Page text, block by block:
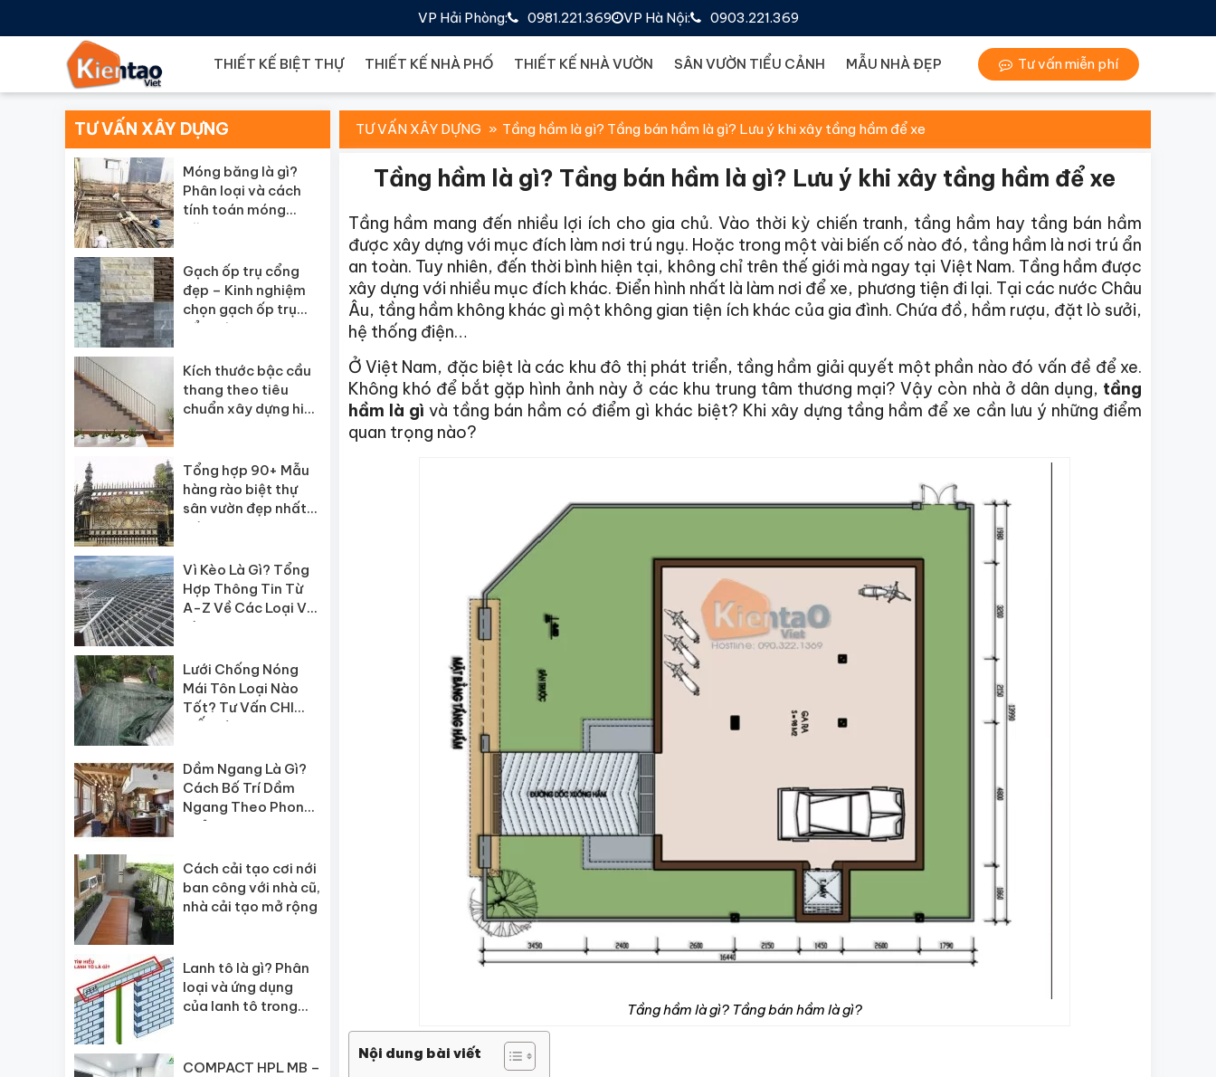
VP Hà Nội: 0903.221.369
VP Hải Phòng: 0981.221.369
THIẾT KẾ BIỆT THỰ THIẾT KẾ NHÀ PHỐ THIẾT KẾ NHÀ VƯỜN SÂN VƯỜN TIỂU CẢNH MẪU NHÀ ĐẸP Tư vấn miễn phí
TƯ VẤN XÂY DỰNG Tầng hầm là gì? Tầng bán hầm là gì? Lưu ý khi xây tầng hầm để xe
Tầng hầm là gì? Tầng bán hầm là gì? Lưu ý khi xây tầng hầm để xe
Tầng hầm mang đến nhiều lợi ích cho gia chủ. Vào thời kỳ chiến tranh, tầng hầm hay tầng bán hầm
được xây dựng với mục đích làm nơi trú ngụ. Hoặc trong một vài biến cố nào đó, tầng hầm là nơi trú ẩn
an toàn. Tuy nhiên, đến thời bình hiện tại, không chỉ trên thế giới mà ngay tại Việt Nam. Tầng hầm được
xây dựng với nhiều mục đích khác. Điển hình nhất là làm nơi để xe, phương tiện đi lại. Tại các nước Châu
Âu, tầng hầm không khác gì một không gian tiện ích khác của gia đình. Chứa đồ, hầm rượu, đặt lò sưởi,
hệ thống điện…
Ở Việt Nam, đặc biệt là các khu đô thị phát triển, tầng hầm giải quyết một phần nào đó vấn đề để xe.
Không khó để bắt gặp hình ảnh này ở các khu trung tâm thương mại? Vậy còn nhà ở dân dụng, tầng
hầm là gì và tầng bán hầm có điểm gì khác biệt? Khi xây dựng tầng hầm để xe cần lưu ý những điểm
quan trọng nào?
Tầng hầm là gì? Tầng bán hầm là gì?
Nội dung bài viết
TƯ VẤN XÂY DỰNG
Móng băng là gì?
Phân loại và cách
tính toán móng
băng
Gạch ốp trụ cổng
đẹp – Kinh nghiệm
chọn gạch ốp trụ
cổng đẹp
Kích thước bậc cầu
thang theo tiêu
chuẩn xây dựng hiện
Tổng hợp 90+ Mẫu
hàng rào biệt thự
sân vườn đẹp nhất
hiện nay
Vì Kèo Là Gì? Tổng
Hợp Thông Tin Từ
A-Z Về Các Loại Vì
Kèo
Lưới Chống Nóng
Mái Tôn Loại Nào
Tốt? Tư Vấn CHI
TIẾT từ A-Z
Dầm Ngang Là Gì?
Cách Bố Trí Dầm
Ngang Theo Phong
Thủy
Cách cải tạo cơi nới
ban công với nhà cũ,
nhà cải tạo mở rộng
Lanh tô là gì? Phân
loại và ứng dụng
của lanh tô trong
COMPACT HPL MB –